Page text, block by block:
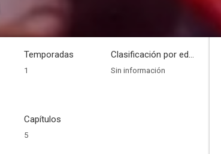
Temporadas
1
Clasificación por edades
Sin información
Capítulos
5